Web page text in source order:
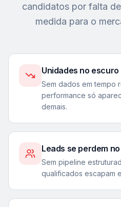
candidatos por falta
medida para o
Unidades no escuro
Sem dados em tempo
performance só
demais.
Leads se perdem
Sem pipeline
qualificados escapam